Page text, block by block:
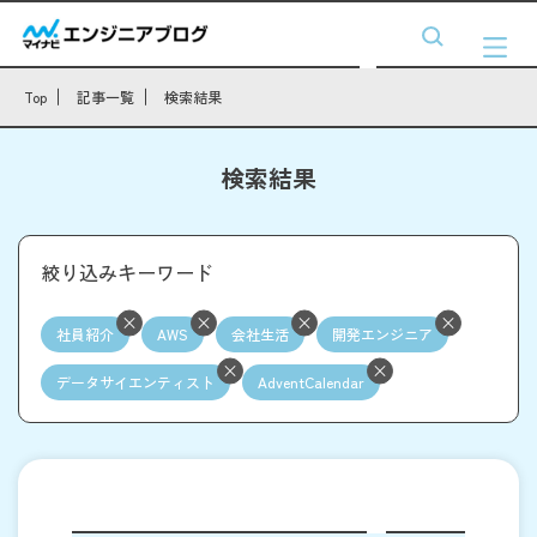
Top 記事一覧 検索結果
検索結果
絞り込みキーワード
社員紹介 AWS 会社生活 開発エンジニア
データサイエンティスト AdventCalendar